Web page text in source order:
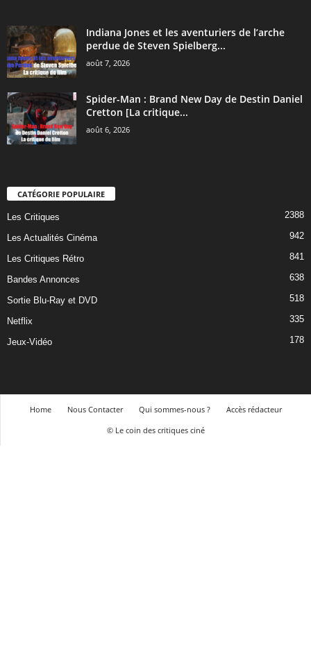
Indiana Jones et les aventuriers de l’arche
perdue de Steven Spielberg...
août 7, 2026
Spider-Man : Brand New Day de Destin Daniel
Cretton [La critique...
août 6, 2026
CATÉGORIE POPULAIRE
Les Critiques 2388
Les Actualités Cinéma 942
Les Critiques Rétro 841
Bandes Annonces 638
Sortie Blu-Ray et DVD 518
Netflix 335
Jeux-Vidéo 178
Home Nous Contacter Qui sommes-nous ?
Accès rédacteur
© Le coin des critiques ciné